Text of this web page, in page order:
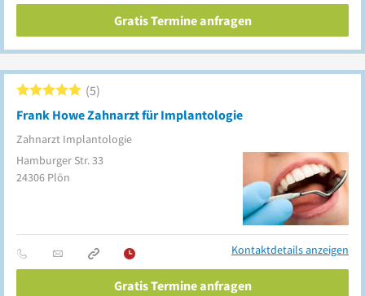
Gratis Termine anfragen
Frank Howe Zahnarzt für Implantologie
Zahnarzt Implantologie
5
Hamburger Str. 33
24306 Plön
Kontaktdetails anzeigen
Gratis Termine anfragen